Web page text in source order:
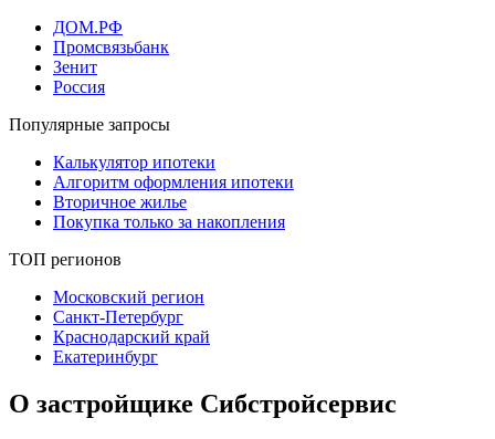
ДОМ.РФ
Промсвязьбанк
Зенит
Россия
Популярные запросы
Калькулятор ипотеки
Алгоритм оформления ипотеки
Вторичное жилье
Покупка только за накопления
ТОП регионов
Московский регион
Санкт-Петербург
Краснодарский край
Екатеринбург
О застройщике Сибстройсервис